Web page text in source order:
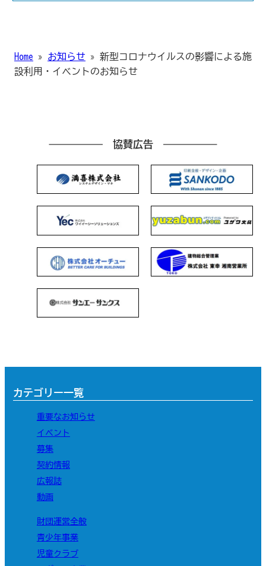
Home » お知らせ » 新型コロナウイルスの影響による施
設利用・イベントのお知らせ
協賛広告
カテゴリー一覧
重要なお知らせ
イベント
募集
契約情報
広報誌
動画
財団運営全般
青少年事業
児童クラブ